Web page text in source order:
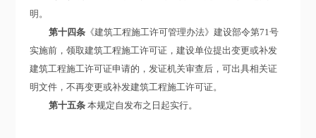
明。
第十四条 《建筑工程施工许可管理办法》建设部令第71号
实施前，领取建筑工程施工许可证，建设单位提出变更或补发
建筑工程施工许可证申请的，发证机关审查后，可出具相关证
明文件，不再变更或补发建筑工程施工许可证。
第十五条 本规定自发布之日起实行。